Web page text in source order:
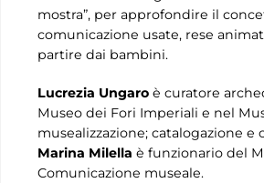
mostra”, per approfondire il
comunicazione usate, rese
partire dai bambini.
Lucrezia Ungaro è curatore
Museo dei Fori Imperiali e nel
musealizzazione; catalogazione
Marina Milella è funzionario del
Comunicazione museale.